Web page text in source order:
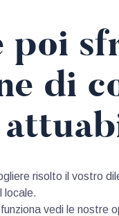
poi
di
risolto il vostro
locale.
vedi le nostre